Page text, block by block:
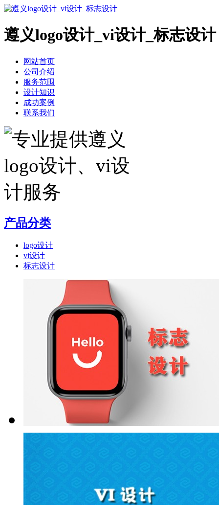
遵义logo设计_vi设计_标志设计
网站首页
公司介绍
服务范围
设计知识
成功案例
联系我们
产品分类
logo设计
vi设计
标志设计